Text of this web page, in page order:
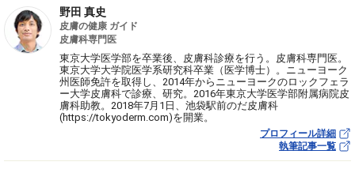
野田 真史
皮膚の健康 ガイド
皮膚科専門医
東京大学医学部を卒業後、皮膚科診療を行う。皮膚科専門医。
東京大学大学院医学系研究科卒業（医学博士）。ニューヨーク
州医師免許を取得し、2014年からニューヨークのロックフェラ
ー大学皮膚科で診療、研究。2016年東京大学医学部附属病院皮
膚科助教。2018年7月1日、池袋駅前のだ皮膚科
(https://tokyoderm.com)を開業。
プロフィール詳細
執筆記事一覧